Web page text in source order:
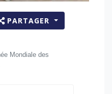
PARTAGER
Mondiale des